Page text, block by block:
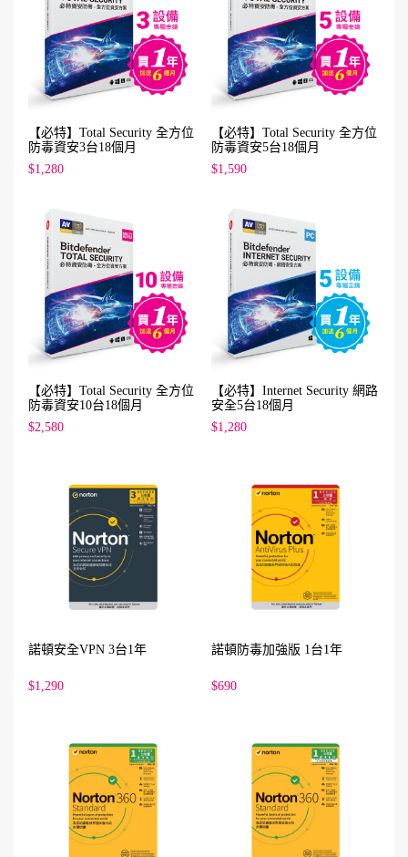
【必特】Total Security 全方位
防毒資安3台18個月
$1,280
【必特】Total Security 全方位
防毒資安5台18個月
$1,590
【必特】Total Security 全方位
防毒資安10台18個月
$2,580
【必特】Internet Security 網路
安全5台18個月
$1,280
諾頓安全VPN 3台1年
$1,290
諾頓防毒加強版 1台1年
$690